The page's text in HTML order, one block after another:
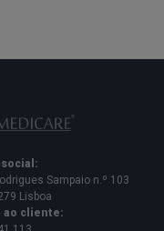
Sampaio n.º 103
Lisboa
ao cliente: